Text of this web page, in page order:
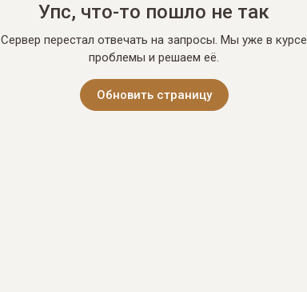
Упс, что-то пошло не так
Сервер перестал отвечать на запросы. Мы уже в курсе
проблемы и решаем её.
Обновить страницу